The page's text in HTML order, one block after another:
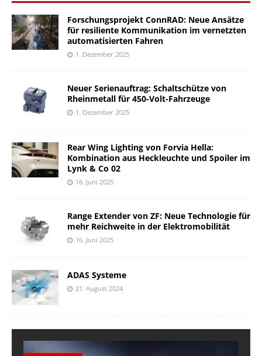
Forschungsprojekt ConnRAD: Neue Ansätze
für resiliente Kommunikation im vernetzten
automatisierten Fahren
1. Dezember 2025
Neuer Serienauftrag: Schaltschütze von
Rheinmetall für 450-Volt-Fahrzeuge
1. Dezember 2025
Rear Wing Lighting von Forvia Hella:
Kombination aus Heckleuchte und Spoiler im
Lynk & Co 02
16. Juni 2025
Range Extender von ZF: Neue Technologie für
mehr Reichweite in der Elektromobilität
16. Juni 2025
ADAS Systeme
21. August 2024